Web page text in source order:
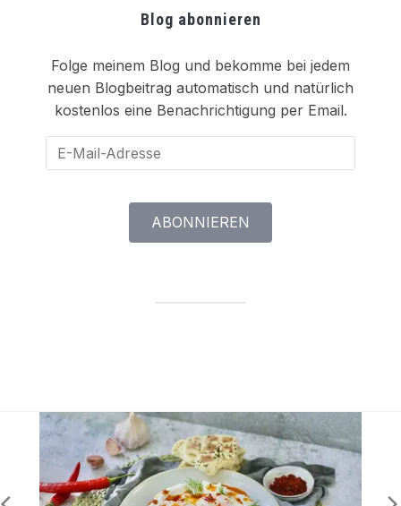
Blog abonnieren
Folge meinem Blog und bekomme bei jedem
neuen Blogbeitrag automatisch und natürlich
kostenlos eine Benachrichtigung per Email.
Mail-
ABONNIEREN